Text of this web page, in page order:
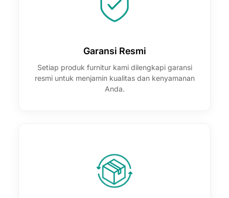
Garansi Resmi
Setiap produk furnitur kami dilengkapi garansi
resmi untuk menjamin kualitas dan kenyamanan
Anda.